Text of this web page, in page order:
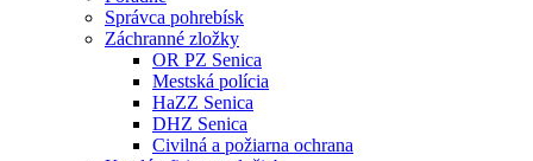
Správca pohrebísk
Záchranné zložky
OR PZ Senica
Mestská polícia
HaZZ Senica
DHZ Senica
Civilná a požiarna ochrana